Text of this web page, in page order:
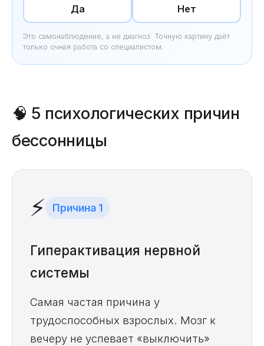
Да Нет
Это самонаблюдение, а не диагноз. Точную картину даёт
только очная работа со специалистом.
🧠 5 психологических причин
бессонницы
⚡ Причина 1
Гиперактивация нервной
системы
Самая частая причина у
трудоспособных взрослых. Мозг к
вечеру не успевает «выключить»